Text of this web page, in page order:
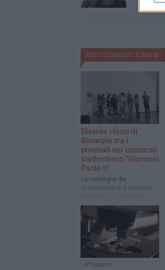
Altri contenuti a tema
Diverse classi di
Bisceglie tra i
premiati del concorso
studentesco "Giovanni
Paolo II"
La consegna dei
riconoscimenti è avvenuta
Cattedrale
ATTUALITÀ